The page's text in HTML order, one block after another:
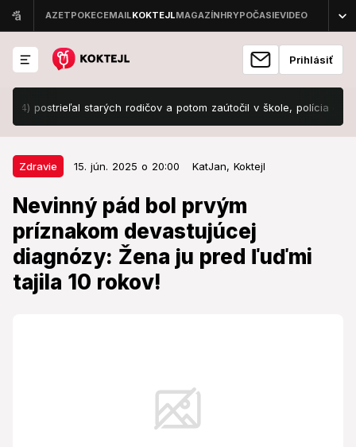
Prihlásiť
starých rodičov a potom zaútočil v škole, polícia odhalila
Zdravie 15. jún. 2025 o 20:00 KatJan, Koktejl
Nevinný pád bol prvým
príznakom devastujúcej
diagnózy: Žena ju pred ľuďmi
tajila 10 rokov!
Zdravie 15. jún. 2025 o 20:00
Nevinný pád bol prvým príznakom
devastujúcej diagnózy: Žena ju
pred ľuďmi tajila 10 rokov!
Takto sa trápila celé roky.